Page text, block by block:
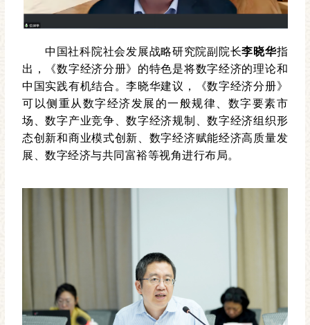
中国社科院社会发展战略研究院副院长李晓华指
出，《数字经济分册》的特色是将数字经济的理论和
中国实践有机结合。李晓华建议，《数字经济分册》
可以侧重从数字经济发展的一般规律、数字要素市
场、数字产业竞争、数字经济规制、数字经济组织形
态创新和商业模式创新、数字经济赋能经济高质量发
展、数字经济与共同富裕等视角进行布局。